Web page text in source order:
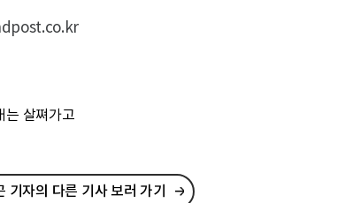
는 살쪄가고
기자의 다른 기사 보러 가기